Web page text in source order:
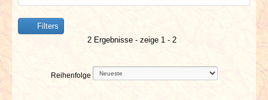
NEWS & DATES
BERICHTE
VERLOSUNGEN
Filters
2 Ergebnisse - zeige 1 - 2
Reihenfolge